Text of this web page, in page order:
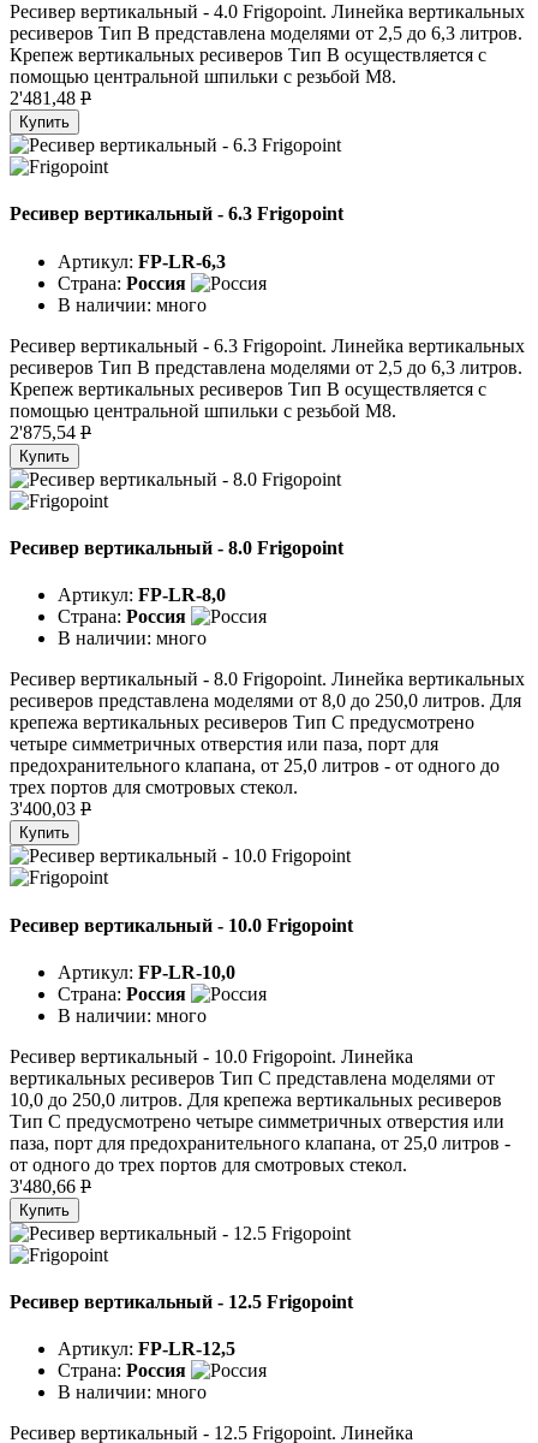
Ресивер вертикальный - 4.0 Frigopoint. Линейка вертикальных
ресиверов Тип B представлена моделями от 2,5 до 6,3 литров.
Крепеж вертикальных ресиверов Тип В осуществляется с
помощью центральной шпильки с резьбой М8.
2'481,48 P
Купить
Ресивер вертикальный - 6.3 Frigopoint
Артикул: FP-LR-6,3
Страна: Россия
В наличии: много
Ресивер вертикальный - 6.3 Frigopoint. Линейка вертикальных
ресиверов Тип B представлена моделями от 2,5 до 6,3 литров.
Крепеж вертикальных ресиверов Тип В осуществляется с
помощью центральной шпильки с резьбой М8.
2'875,54 P
Купить
Ресивер вертикальный - 8.0 Frigopoint
Артикул: FP-LR-8,0
Страна: Россия
В наличии: много
Ресивер вертикальный - 8.0 Frigopoint. Линейка вертикальных
ресиверов представлена моделями от 8,0 до 250,0 литров. Для
крепежа вертикальных ресиверов Тип C предусмотрено
четыре симметричных отверстия или паза, порт для
предохранительного клапана, от 25,0 литров - от одного до
трех портов для смотровых стекол.
3'400,03 P
Купить
Ресивер вертикальный - 10.0 Frigopoint
Артикул: FP-LR-10,0
Страна: Россия
В наличии: много
Ресивер вертикальный - 10.0 Frigopoint. Линейка
вертикальных ресиверов Тип C представлена моделями от
10,0 до 250,0 литров. Для крепежа вертикальных ресиверов
Тип C предусмотрено четыре симметричных отверстия или
паза, порт для предохранительного клапана, от 25,0 литров -
от одного до трех портов для смотровых стекол.
3'480,66 P
Купить
Ресивер вертикальный - 12.5 Frigopoint
Артикул: FP-LR-12,5
Страна: Россия
В наличии: много
Ресивер вертикальный - 12.5 Frigopoint. Линейка